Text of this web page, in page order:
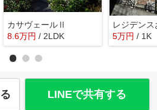
カサヴェールⅡ
8.6万円 / 2LDK
レジデン
5万円 / 1K
LINEで共有する